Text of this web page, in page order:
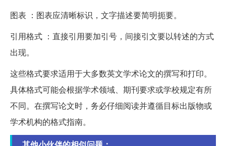
图表 ：图表应清晰标识，文字描述要简明扼要。
引用格式 ：直接引用要加引号，间接引文要以转述的方式
出现。
这些格式要求适用于大多数英文学术论文的撰写和打印。
具体格式可能会根据学术领域、期刊要求或学校规定有所
不同。在撰写论文时，务必仔细阅读并遵循目标出版物或
学术机构的格式指南。